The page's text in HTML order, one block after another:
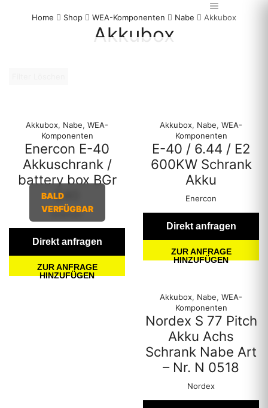
Home Shop WEA-Komponenten Nabe Akkubox
Akkubox
BALD
VERFÜGBAR
Akkubox, Nabe, WEA-
Komponenten
Enercon E-40
Akkuschrank /
battery box BGr
E40
Enercon
Direkt anfragen
ZUR ANFRAGE
HINZUFÜGEN
Akkubox, Nabe, WEA-
Komponenten
E-40 / 6.44 / E2
600KW Schrank
Akku
Enercon
Direkt anfragen
ZUR ANFRAGE
HINZUFÜGEN
Akkubox, Nabe, WEA-
Komponenten
Nordex S 77 Pitch
Akku Achs
Schrank Nabe Art
– Nr. N 0518
Nordex